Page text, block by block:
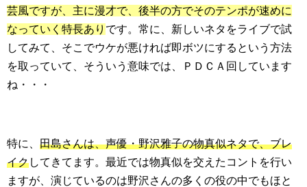
芸風ですが、主に漫才で、後半の方でそのテンポが速めに
なっていく特長あり です。常に、新しいネタをライブで試
してみて、そこでウケが悪ければ即ボツにするという方法
を取っていて、そういう意味では、ＰＤＣＡ回しています
ね・・・
特に、 田島さんは、声優・野沢雅子の物真似ネタで、ブレ
イクしてきてます。最近では物真似を交えたコントを行い
ますが、演じているのは野沢さんの多くの役の中でもほと